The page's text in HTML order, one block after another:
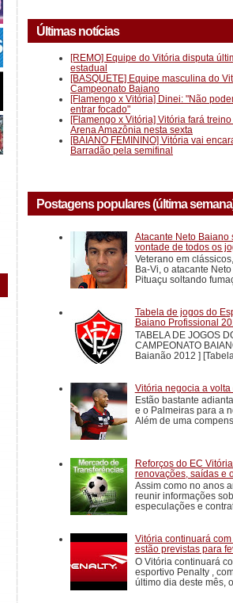
Últimas notícias
[REMO] Equipe do Vitória disputa
estadual
[BASQUETE] Equipe masculina do
Campeonato Baiano
[Flamengo x Vitória] Dinei: "Não
entrar focado"
[Flamengo x Vitória] Vitória fará
Arena Amazônia nesta sexta
[BAIANO FEMININO] Vitória vai
Barradão pela semifinal
Postagens populares (última
Atacante Neto Baiano
vontade de todos os
Veterano em
Ba-Vi, o atacante
Pituaçu soltando
Tabela de jogos do
Baiano Profissional
TABELA DE JOGOS
CAMPEONATO
Baianão 2012 ]
Vitória negocia a volta
Estão bastante
e o Palmeiras para a
Além de uma
Reforços do EC
renovações, saídas e
Assim como no anos
reunir informações
especulações e
Vitória continuará
estão previstas para
O Vitória continuará
esportivo Penalty ,
último dia deste mês, o